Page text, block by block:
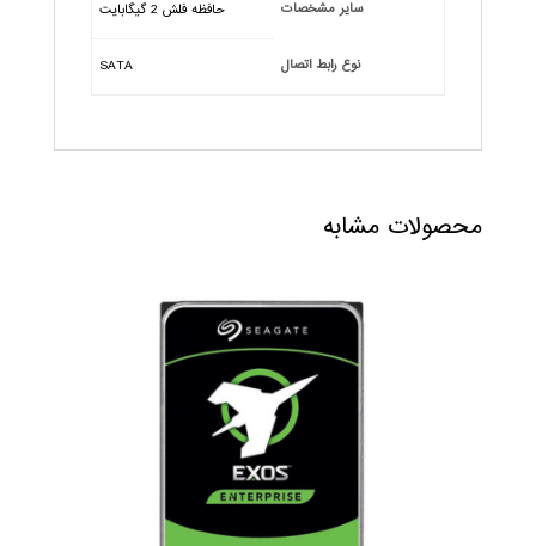
سایر مشخصات حافظه فلش 2 گیگابایت
نوع رابط اتصال SATA
محصولات مشابه